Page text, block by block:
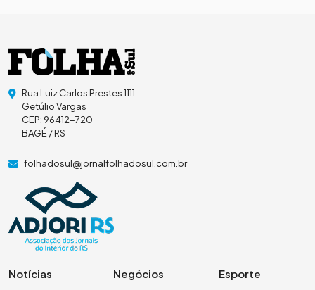
Rua Luiz Carlos Prestes 1111
Getúlio Vargas
CEP: 96412-720
BAGÉ / RS
folhadosul@jornalfolhadosul.com.br
Notícias Negócios Esporte